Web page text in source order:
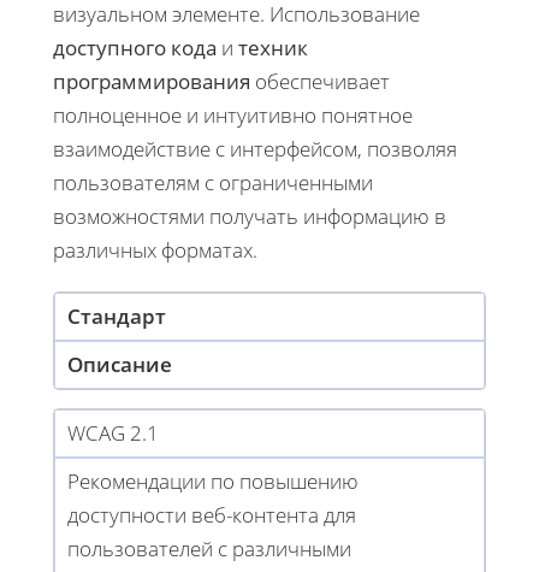
визуальном элементе. Использование
доступного кода и техник
программирования обеспечивает
полноценное и интуитивно понятное
взаимодействие с интерфейсом, позволяя
пользователям с ограниченными
возможностями получать информацию в
различных форматах.
Стандарт
Описание
WCAG 2.1
Рекомендации по повышению
доступности веб-контента для
пользователей с различными